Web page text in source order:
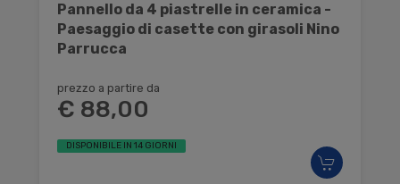
Pannello da 4 piastrelle in ceramica -
Paesaggio di casette con girasoli Nino
Parrucca
prezzo a partire da
€ 88,00
DISPONIBILE IN 14 GIORNI